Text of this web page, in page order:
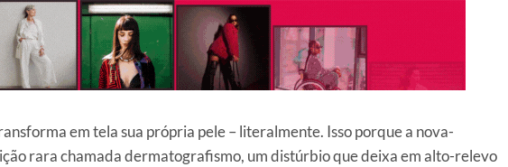
em tela sua própria pele – literalmente. Isso porque a nova-
rara chamada dermatografismo, um distúrbio que deixa em alto-relevo